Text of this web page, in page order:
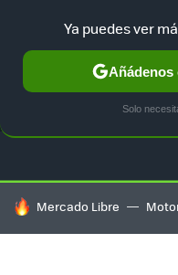
GUÍA DE
HOY SE HABLA DE
Mercado Libre
Ya puedes ver
Añádenos
Solo